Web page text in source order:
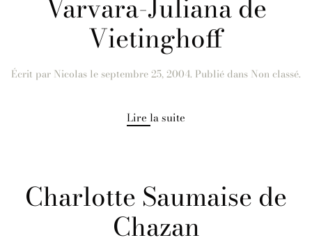
Varvara-Juliana de
Vietinghoff
Écrit par Nicolas leseptembre 25, 2004. Publié dans Non classé.
Lire la suite
Charlotte Saumaise de
Chazan